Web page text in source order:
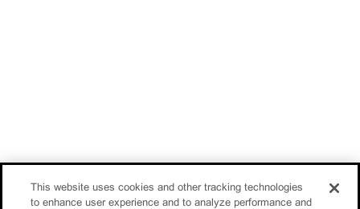
This website uses cookies and other tracking technologies
to enhance user experience and to analyze performance and